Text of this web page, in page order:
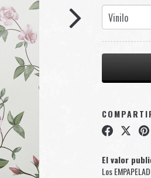
El valor
Los